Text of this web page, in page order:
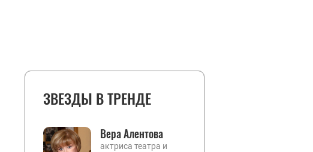
ЗВЕЗДЫ В ТРЕНДЕ
Вера Алентова
актриса театра и